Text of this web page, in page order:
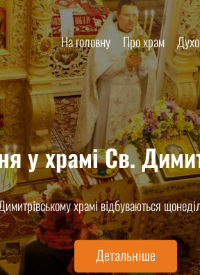
На головну Про храм
у Свято-
народження людини і приєднання її
священнодійством у храмі св. Димитрія
Детальніше